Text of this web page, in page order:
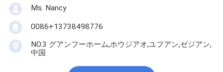
Ms. Nancy
0086+13738498776
NO.3 グアンフーホーム,ホウジアオ,ユフアン,ゼジアン,
中国